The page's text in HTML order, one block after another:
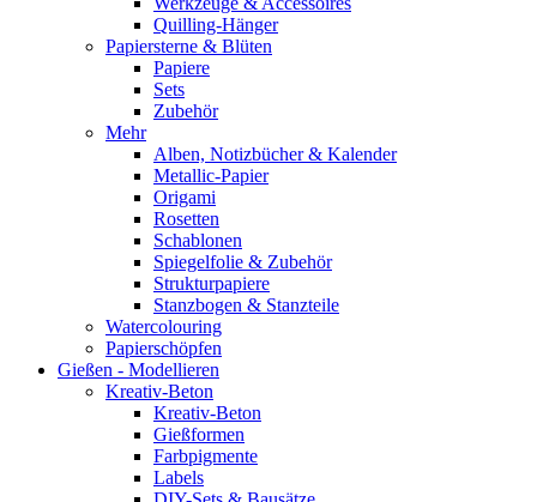
Quilling-Hänger
Papiersterne & Blüten
Papiere
Sets
Zubehör
Mehr
Alben, Notizbücher & Kalender
Metallic-Papier
Origami
Rosetten
Schablonen
Spiegelfolie & Zubehör
Strukturpapiere
Stanzbogen & Stanzteile
Watercolouring
Papierschöpfen
Gießen - Modellieren
Kreativ-Beton
Kreativ-Beton
Gießformen
Farbpigmente
Labels